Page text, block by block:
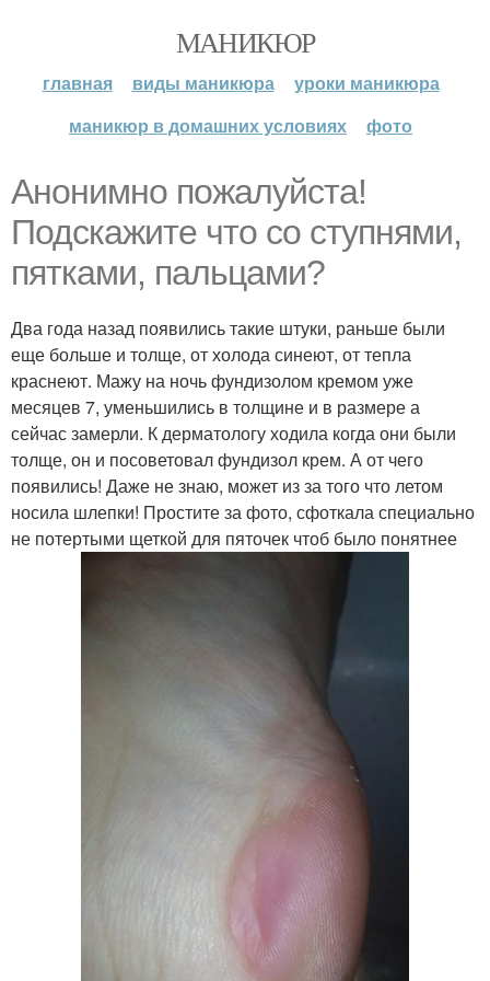
МАНИКЮР
главная виды маникюра
уроки маникюра
маникюр в домашних условиях
фото
Анонимно пожалуйста!
Подскажите что со ступнями,
пятками, пальцами?
Два года назад появились такие штуки, раньше были
еще больше и толще, от холода синеют, от тепла
краснеют. Мажу на ночь фундизолом кремом уже
месяцев 7, уменьшились в толщине и в размере а
сейчас замерли. К дерматологу ходила когда они были
толще, он и посоветовал фундизол крем. А от чего
появились! Даже не знаю, может из за того что летом
носила шлепки! Простите за фото, сфоткала специально
не потертыми щеткой для пяточек чтоб было понятнее